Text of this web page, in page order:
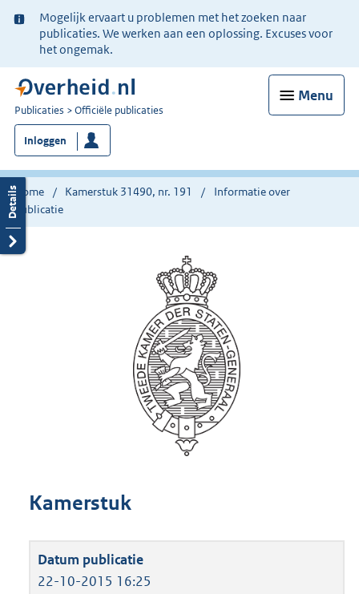
Ter
informatie:
Mogelijk ervaart u problemen met het zoeken naar
publicaties. We werken aan een oplossing. Excuses voor
het ongemak.
Menu
U
bent
nu
hier:
Publicaties Officiële publicaties
Inloggen
Home Kamerstuk 31490, nr. 191
Informatie over
publicatie
Kamerstuk
22-10-2015 16:25